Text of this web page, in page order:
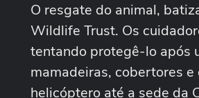
O resgate do animal,
Wildlife Trust. Os
tentando protegê-lo após
mamadeiras, cobertores
helicóptero até a sede da